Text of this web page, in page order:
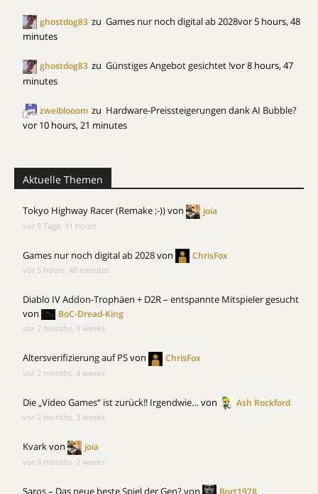
ghostdog83 zu Games nur noch digital ab 2028vor 5 hours, 48
minutes
ghostdog83 zu Günstiges Angebot gesichtet !vor 8 hours, 47
minutes
zweiblooom zu Hardware-Preissteigerungen dank AI Bubble?
vor 10 hours, 21 minutes
Aktuelle Themen
Tokyo Highway Racer (Remake ;-))von joia
vor 5 Tage, 11 hours
Games nur noch digital ab 2028von ChrisFox
vor 5 hours, 48 minutes
Diablo IV Addon-Trophäen + D2R – entspannte Mitspieler gesucht
von
BoC-Dread-King
vor 2 months, 3 weeks
Altersverifizierung auf PSvon ChrisFox
vor 2 months, 4 weeks
Die „Video Games“ ist zurück!! Irgendwie…von Ash Rockford
vor 2 months, 3 weeks
Kvarkvon joia
vor 3 months, 2 weeks
Saros – Das neue beste Spiel der Gen?von Bort1978